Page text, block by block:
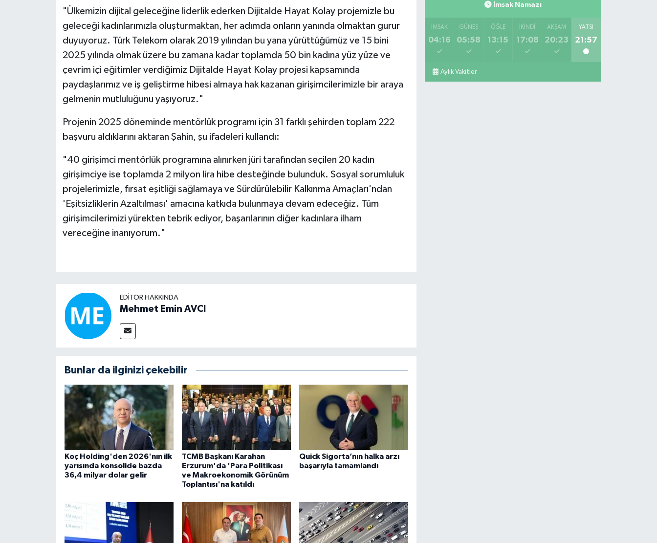
"Ülkemizin dijital geleceğine liderlik ederken Dijitalde Hayat Kolay projemizle bu
geleceği kadınlarımızla oluşturmaktan, her adımda onların yanında olmaktan gurur
duyuyoruz. Türk Telekom olarak 2019 yılından bu yana yürüttüğümüz ve 15 bini
2025 yılında olmak üzere bu zamana kadar toplamda 50 bin kadına yüz yüze ve
çevrim içi eğitimler verdiğimiz Dijitalde Hayat Kolay projesi kapsamında
paydaşlarımız ve iş geliştirme hibesi almaya hak kazanan girişimcilerimizle bir araya
gelmenin mutluluğunu yaşıyoruz."
Projenin 2025 döneminde mentörlük programı için 31 farklı şehirden toplam 222
başvuru aldıklarını aktaran Şahin, şu ifadeleri kullandı:
"40 girişimci mentörlük programına alınırken jüri tarafından seçilen 20 kadın
girişimciye ise toplamda 2 milyon lira hibe desteğinde bulunduk. Sosyal sorumluluk
projelerimizle, fırsat eşitliği sağlamaya ve Sürdürülebilir Kalkınma Amaçları'ndan
'Eşitsizliklerin Azaltılması' amacına katkıda bulunmaya devam edeceğiz. Tüm
girişimcilerimizi yürekten tebrik ediyor, başarılarının diğer kadınlara ilham
vereceğine inanıyorum."
EDITÖR HAKKINDA
Mehmet Emin AVCI
Bunlar da ilginizi çekebilir
Koç Holding'den 2026'nın ilk
yarısında konsolide bazda
36,4 milyar dolar gelir
TCMB Başkanı Karahan
Erzurum'da 'Para Politikası
ve Makroekonomik Görünüm
Toplantısı'na katıldı
Quick Sigorta’nın halka arzı
başarıyla tamamlandı
İmsak Namazı
İMSAK
04:16
GÜNEŞ
05:58
ÖĞLE
13:15
İKINDI
17:08
AKŞAM
20:23
YATSI
21:57
Aylık Vakitler